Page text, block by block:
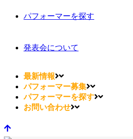
パフォーマーを探す
発表会について
最新情報
パフォーマー募集
パフォーマーを探す
お問い合わせ